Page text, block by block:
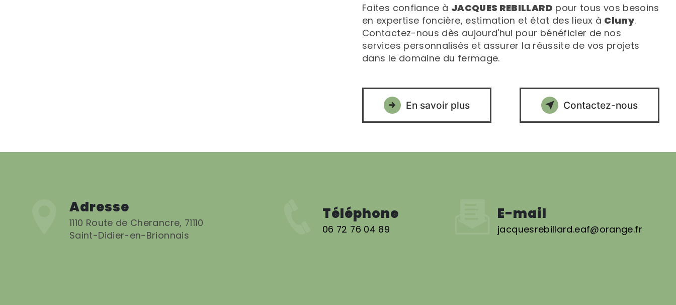
Faites confiance à JACQUES REBILLARD pour tous vos besoins
en expertise foncière, estimation et état des lieux à Cluny.
Contactez-nous dès aujourd'hui pour bénéficier de nos
services personnalisés et assurer la réussite de vos projets
dans le domaine du fermage.
En savoir plus Contactez-nous
Adresse
1110 Route de Cherancre, 71110
Saint-Didier-en-Brionnais
Téléphone
06 72 76 04 89
E-mail
jacquesrebillard.eaf@orange.fr